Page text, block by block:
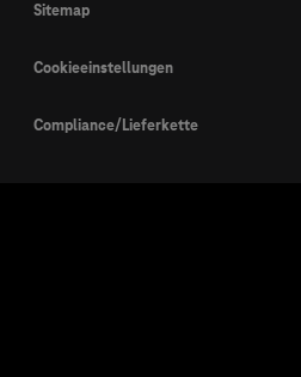
Sitemap
Cookieeinstellungen
Compliance/Lieferkette